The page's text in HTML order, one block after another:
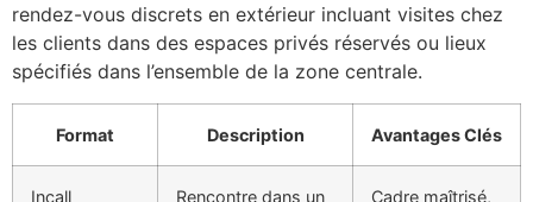
rendez-vous discrets en extérieur incluant visites chez
les clients dans des espaces privés réservés ou lieux
spécifiés dans l’ensemble de la zone centrale.
Format Description Avantages Clés
Incall Rencontre dans un Cadre maîtrisé,